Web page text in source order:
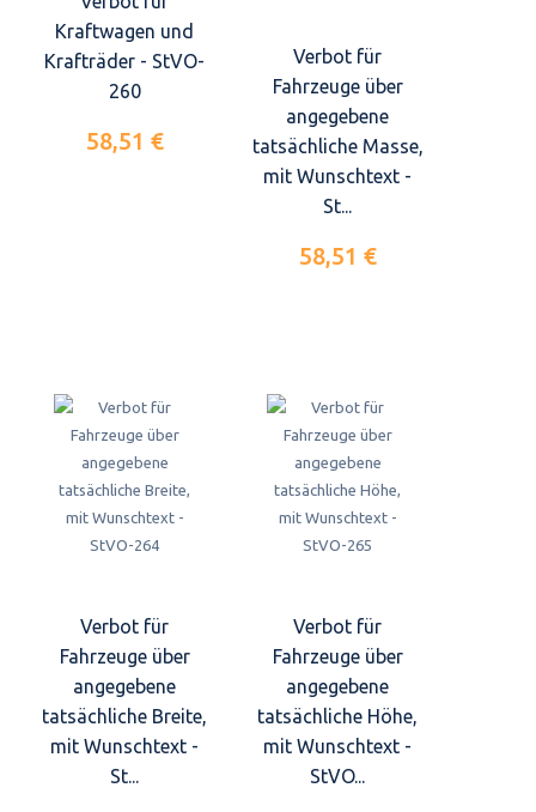
Kraftwagen und
Krafträder - StVO-
260
58,51 €
Verbot für
Fahrzeuge über
angegebene
tatsächliche Masse,
mit Wunschtext -
St...
58,51 €
Verbot für
Fahrzeuge über
angegebene
tatsächliche Breite,
mit Wunschtext -
St...
Verbot für
Fahrzeuge über
angegebene
tatsächliche Höhe,
mit Wunschtext -
StVO...